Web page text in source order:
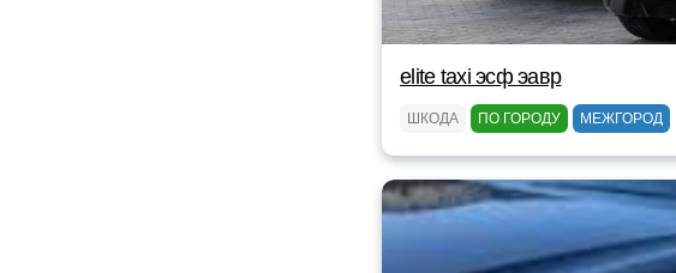
elite taxi эсф эавр
ШКОДА ПО ГОРОДУ МЕЖГОРОД